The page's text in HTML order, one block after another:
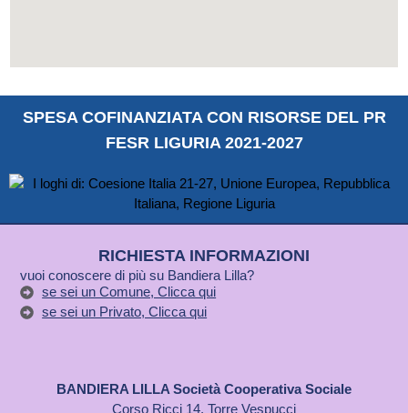
SPESA COFINANZIATA CON RISORSE DEL PR
FESR LIGURIA 2021-2027
RICHIESTA INFORMAZIONI
vuoi conoscere di più su Bandiera Lilla?
se sei un Comune, Clicca qui
se sei un Privato, Clicca qui
BANDIERA LILLA Società Cooperativa Sociale
Corso Ricci 14, Torre Vespucci